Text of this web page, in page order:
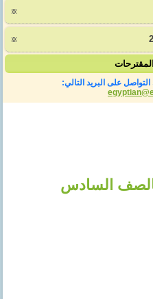
على البريد التالي:
السادس